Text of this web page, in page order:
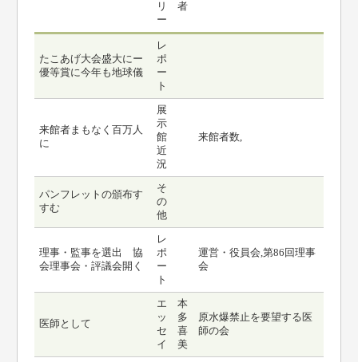
リ
ー
者
たこあげ大会盛大にー
優等賞に今年も地球儀
レ
ポ
ー
ト
来館者まもなく百万人
に
展
示
館
近
況
来館者数,
パンフレットの頒布す
すむ
そ
の
他
理事・監事を選出 協
会理事会・評議会開く
レ
ポ
ー
ト
運営・役員会,第86回理事
会
医師として
エ
ッ
セ
イ
本
多
喜
美
原水爆禁止を要望する医
師の会